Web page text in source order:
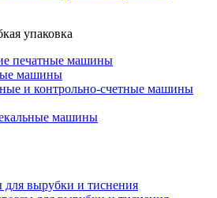
упаковка
печатные машины
машины
и контрольно-счетные машины
машины
для вырубки и тиснения